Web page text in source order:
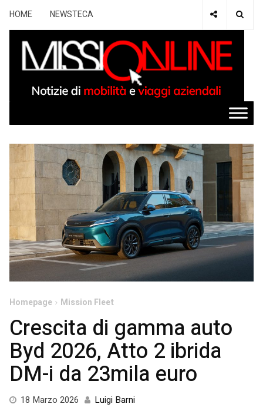
HOME NEWSTECA
Homepage Mission Fleet
Crescita di gamma auto
Byd 2026, Atto 2 ibrida
DM-i da 23mila euro
18 Marzo 2026 19 Luigi Barni